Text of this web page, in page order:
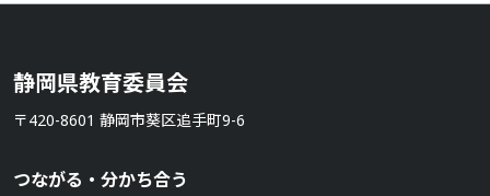
静岡県教育委員会
〒420-8601 静岡市葵区追手町9-6
つながる・分かち合う